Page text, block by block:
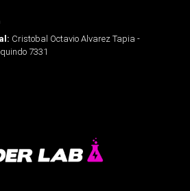
Cristobal Octavio Alvarez Tapia -
7331